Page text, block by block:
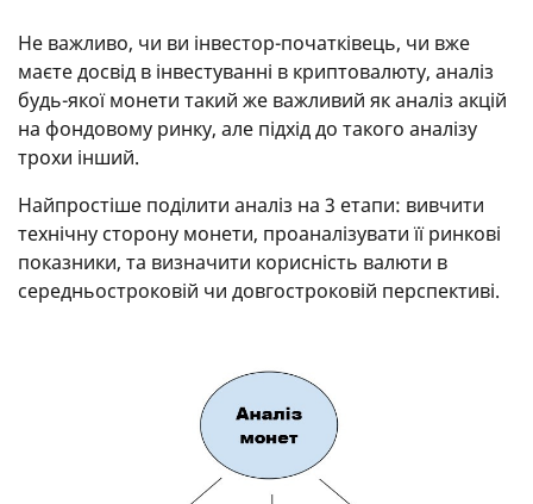
Не важливо, чи ви інвестор-початківець, чи вже
маєте досвід в інвестуванні в криптовалюту, аналіз
будь-якої монети такий же важливий як аналіз акцій
на фондовому ринку, але підхід до такого аналізу
трохи інший.
Найпростіше поділити аналіз на 3 етапи: вивчити
технічну сторону монети, проаналізувати її ринкові
показники, та визначити корисність валюти в
середньостроковій чи довгостроковій перспективі.